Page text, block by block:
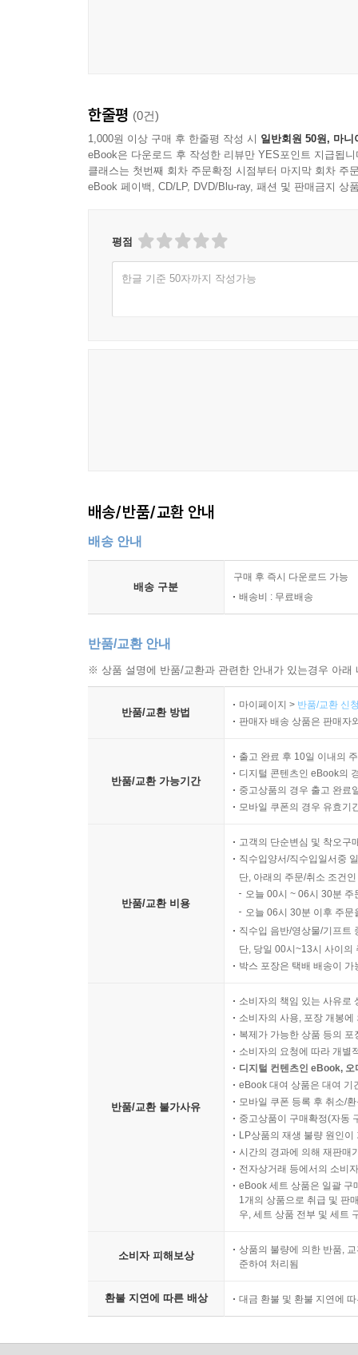
굳이 당뇨병을 언급하는 것은 생명이 꺼져가는
방광과 전립선으로 옮아가서 밤에 소변을 보러 다
지식일 뿐이다.
흐리면서 멈추지 않고 흐른다. 과학의 검사로 보
뿌리는 고목나무를 만들고 신장은 치매와 노인
한줄평 (0건)
1,000원 이상 구매 후 한줄평 작성 시 일반회원 50원, 마니
eBook은 다운로드 후 작성한 리뷰만 YES포인트 지급됩니
클래스는 첫번째 회차 주문확정 시점부터 마지막 회차 주
eBook 페이백, CD/LP, DVD/Blu-ray, 패션 및 판매금지 상
평점
한글 기준 50자까지 작성가능
배송/반품/교환 안내
배송 안내
배송 구분
구매 후 즉시 다운로드 가능
배송비 : 무료배송
반품/교환 안내
※ 상품 설명에 반품/교환과 관련한 안내가 있는경우 아
반품/교환 방법
마이페이지 > 반품/교환 신
판매자 배송 상품은 판매자
반품/교환 가능기간
출고 완료 후 10일 이내의
디지털 콘텐츠인 eBook의
중고상품의 경우 출고 완료
모바일 쿠폰의 경우 유효기
반품/교환 비용
고객의 단순변심 및 착오구
직수입양서/직수입일서중
단, 아래의 주문/취소 조건
오늘 00시 ~ 06시 30분
오늘 06시 30분 이후 주
직수입 음반/영상물/기프트
단, 당일 00시~13시 사이의
박스 포장은 택배 배송이
반품/교환 불가사유
소비자의 책임 있는 사유로
소비자의 사용, 포장 개봉
복제가 가능한 상품 등의
소비자의 요청에 따라 개별
디지털 컨텐츠인 eBook,
eBook 대여 상품은 대여 기
모바일 쿠폰 등록 후 취소/
중고상품이 구매확정(자동
LP상품의 재생 불량 원인
시간의 경과에 의해 재판매
전자상거래 등에서의 소비
eBook 세트 상품은 일괄 구
1개의 상품으로 취급 및 판
우, 세트 상품 전부 및 세트
소비자 피해보상
상품의 불량에 의한 반품,
준하여 처리됨
환불 지연에 따른 배상 대금 환불 및 환불 지연에